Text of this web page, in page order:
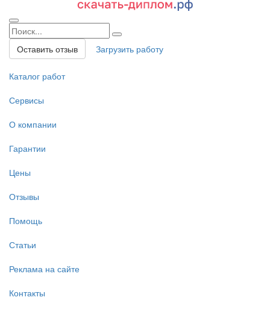
Оставить отзыв Загрузить работу
Каталог работ
Сервисы
О компании
Гарантии
Цены
Отзывы
Помощь
Статьи
Реклама на сайте
Контакты